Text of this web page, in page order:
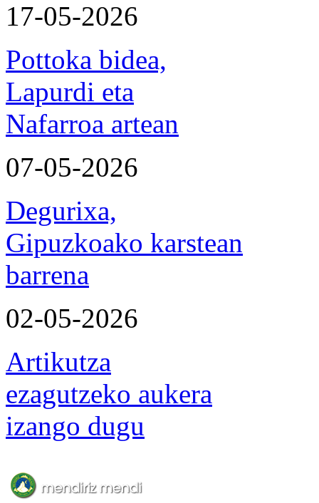
17-05-2026
Pottoka bidea,
Lapurdi eta
Nafarroa artean
07-05-2026
Degurixa,
Gipuzkoako karstean
barrena
02-05-2026
Artikutza
ezagutzeko aukera
izango dugu